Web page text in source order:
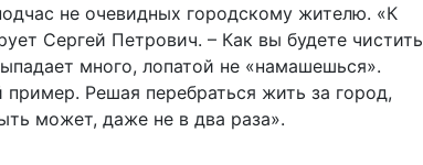
не очевидных городскому жителю. «К
Сергей Петрович. – Как вы будете чистить
много, лопатой не «намашешься».
Решая перебраться жить за город,
может, даже не в два раза».